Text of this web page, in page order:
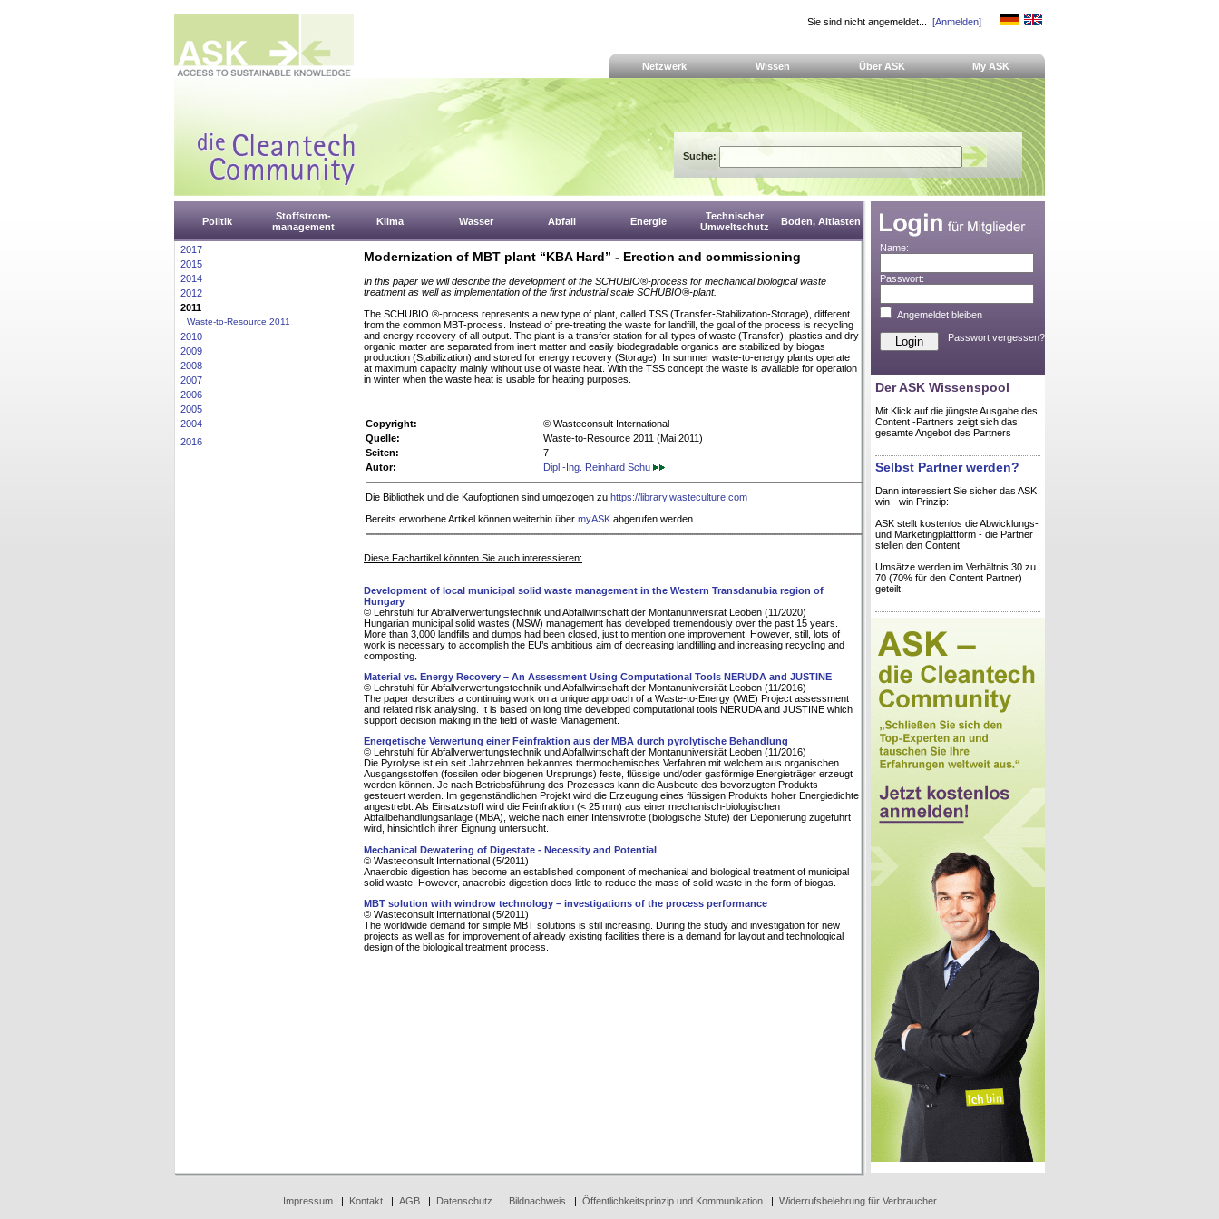
Sie sind nicht angemeldet... [Anmelden]
Netzwerk Wissen Über ASK My ASK
Suche:
Politik
Stoffstrom-
management
Klima Wasser Abfall Energie
Technischer
Umweltschutz
Boden, Altlasten
2017
2015
2014
2012
2011
Waste-to-Resource 2011
2010
2009
2008
2007
2006
2005
2004
2016
Modernization of MBT plant “KBA Hard” - Erection and commissioning
In this paper we will describe the development of the SCHUBIO®-process for mechanical biological waste
treatment as well as implementation of the first industrial scale SCHUBIO®-plant.
The SCHUBIO ®-process represents a new type of plant, called TSS (Transfer-Stabilization-Storage), different
from the common MBT-process. Instead of pre-treating the waste for landfill, the goal of the process is recycling
and energy recovery of all output. The plant is a transfer station for all types of waste (Transfer), plastics and dry
organic matter are separated from inert matter and easily biodegradable organics are stabilized by biogas
production (Stabilization) and stored for energy recovery (Storage). In summer waste-to-energy plants operate
at maximum capacity mainly without use of waste heat. With the TSS concept the waste is available for operation
in winter when the waste heat is usable for heating purposes.
Copyright:
© Wasteconsult International
Quelle:
Waste-to-Resource 2011 (Mai 2011)
Seiten:
7
Autor:
Dipl.-Ing. Reinhard Schu
Die Bibliothek und die Kaufoptionen sind umgezogen zu https://library.wasteculture.com
Bereits erworbene Artikel können weiterhin über myASK abgerufen werden.
Diese Fachartikel könnten Sie auch interessieren:
Development of local municipal solid waste management in the Western Transdanubia region of
Hungary
© Lehrstuhl für Abfallverwertungstechnik und Abfallwirtschaft der Montanuniversität Leoben (11/2020)
Hungarian municipal solid wastes (MSW) management has developed tremendously over the past 15 years.
More than 3,000 landfills and dumps had been closed, just to mention one improvement. However, still, lots of
work is necessary to accomplish the EU’s ambitious aim of decreasing landfilling and increasing recycling and
composting.
Material vs. Energy Recovery – An Assessment Using Computational Tools NERUDA and JUSTINE
© Lehrstuhl für Abfallverwertungstechnik und Abfallwirtschaft der Montanuniversität Leoben (11/2016)
The paper describes a continuing work on a unique approach of a Waste-to-Energy (WtE) Project assessment
and related risk analysing. It is based on long time developed computational tools NERUDA and JUSTINE which
support decision making in the field of waste Management.
Energetische Verwertung einer Feinfraktion aus der MBA durch pyrolytische Behandlung
© Lehrstuhl für Abfallverwertungstechnik und Abfallwirtschaft der Montanuniversität Leoben (11/2016)
Die Pyrolyse ist ein seit Jahrzehnten bekanntes thermochemisches Verfahren mit welchem aus organischen
Ausgangsstoffen (fossilen oder biogenen Ursprungs) feste, flüssige und/oder gasförmige Energieträger erzeugt
werden können. Je nach Betriebsführung des Prozesses kann die Ausbeute des bevorzugten Produkts
gesteuert werden. Im gegenständlichen Projekt wird die Erzeugung eines flüssigen Produkts hoher Energiedichte
angestrebt. Als Einsatzstoff wird die Feinfraktion (< 25 mm) aus einer mechanisch-biologischen
Abfallbehandlungsanlage (MBA), welche nach einer Intensivrotte (biologische Stufe) der Deponierung zugeführt
wird, hinsichtlich ihrer Eignung untersucht.
Mechanical Dewatering of Digestate - Necessity and Potential
© Wasteconsult International (5/2011)
Anaerobic digestion has become an established component of mechanical and biological treatment of municipal
solid waste. However, anaerobic digestion does little to reduce the mass of solid waste in the form of biogas.
MBT solution with windrow technology – investigations of the process performance
© Wasteconsult International (5/2011)
The worldwide demand for simple MBT solutions is still increasing. During the study and investigation for new
projects as well as for improvement of already existing facilities there is a demand for layout and technological
design of the biological treatment process.
Name:
Passwort:
Angemeldet bleiben
Passwort vergessen?
Der ASK Wissenspool
Mit Klick auf die jüngste Ausgabe des
Content -Partners zeigt sich das
gesamte Angebot des Partners
Selbst Partner werden?
Dann interessiert Sie sicher das ASK
win - win Prinzip:
ASK stellt kostenlos die Abwicklungs-
und Marketingplattform - die Partner
stellen den Content.
Umsätze werden im Verhältnis 30 zu
70 (70% für den Content Partner)
geteilt.
Impressum| Kontakt| AGB| Datenschutz | Bildnachweis | Öffentlichkeitsprinzip und Kommunikation| Widerrufsbelehrung für Verbraucher